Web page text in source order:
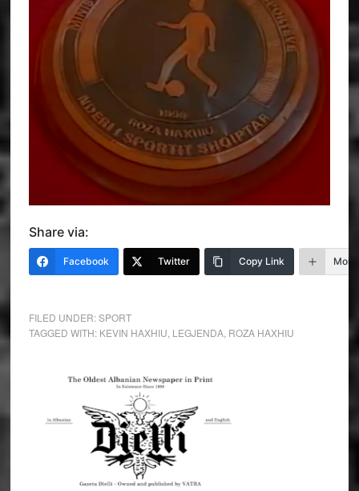
Share via:
Facebook Twitter Copy Link More
FILED UNDER:SPORT
TAGGED WITH: KEVIN HAXHIU, LEGJENDA, ROZA HAXHIU